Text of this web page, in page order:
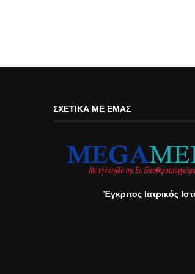
ΣΧΕΤΙΚΆ ΜΕ ΕΜΆΣ
Έγκριτος Ιατρικός